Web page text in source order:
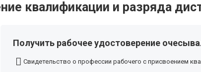
квалификации и разряда
Получить рабочее удостоверение
Свидетельство о профессии рабочего с присвоением